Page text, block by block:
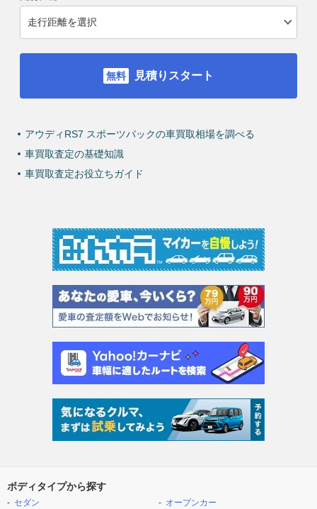
見積りスタート
アウディRS7 スポーツバックの車買取相場を調べる
車買取査定の基礎知識
車買取査定お役立ちガイド
ボディタイプから探す
セダン
オープンカー